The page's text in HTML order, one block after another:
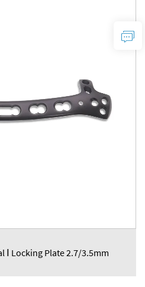
Ⅰ Locking Plate 2.7/3.5mm